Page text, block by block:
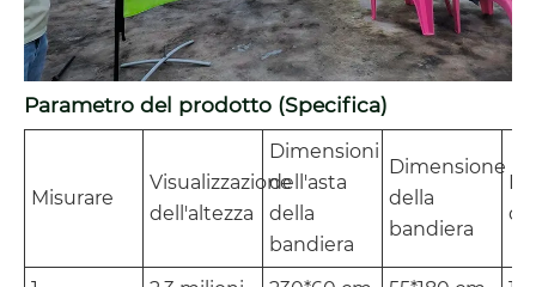
Parametro del prodotto (Specifica)
Misurare
Visualizzazione
dell'altezza
Dimensioni
dell'asta
della
bandiera
Dimensione
della
bandiera